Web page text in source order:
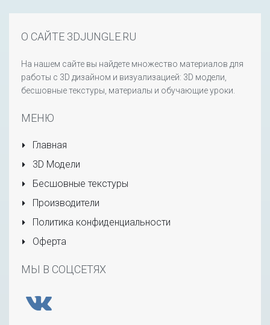
О САЙТЕ 3DJUNGLE.RU
На нашем сайте вы найдете множество материалов для
работы с 3D дизайном и визуализацией: 3D модели,
бесшовные текстуры, материалы и обучающие уроки.
МЕНЮ
Главная
3D Модели
Бесшовные текстуры
Производители
Политика конфиденциальности
Оферта
МЫ В СОЦСЕТЯХ